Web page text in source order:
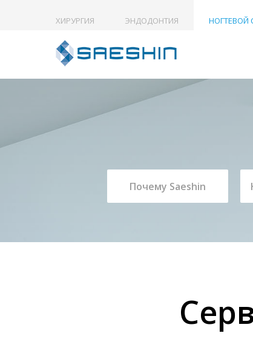
ХИРУРГИЯ ЭНДОДОНТИЯ НОГТЕВОЙ
Почему Saeshin